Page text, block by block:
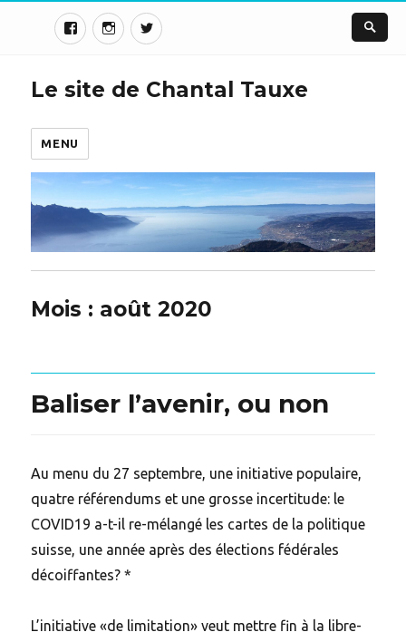
Le site de Chantal Tauxe
MENU
Mois : août 2020
Baliser l’avenir, ou non
Au menu du 27 septembre, une initiative populaire,
quatre référendums et une grosse incertitude: le
COVID19 a-t-il re-mélangé les cartes de la politique
suisse, une année après des élections fédérales
décoiffantes? *
L’initiative «de limitation» veut mettre fin à la libre-